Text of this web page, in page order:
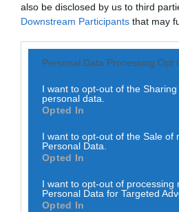
also be disclosed by us to third
Downstream Participants that may
Personal Data Processing Opt
I want to opt-out of the
personal data.
Opted In
I want to opt-out of the Sale of
Personal Data.
Opted In
I want to opt-out of processing
Personal Data for Targeted
Opted In
As contas da Junta de Freguesia
foram chumbadas esta quinta-
Freguesia, num resultado
ganha maior relevância pelo
poucas juntas onde o presidente
O documento foi rejeitado com
dois do PS, enquanto os quatro
posição que acabou por
contas.